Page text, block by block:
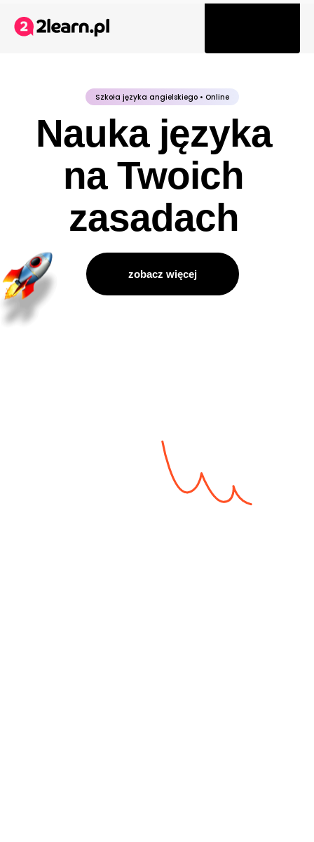
Szkoła języka angielskiego • Online
Nauka języka
na Twoich
zasadach
zobacz więcej